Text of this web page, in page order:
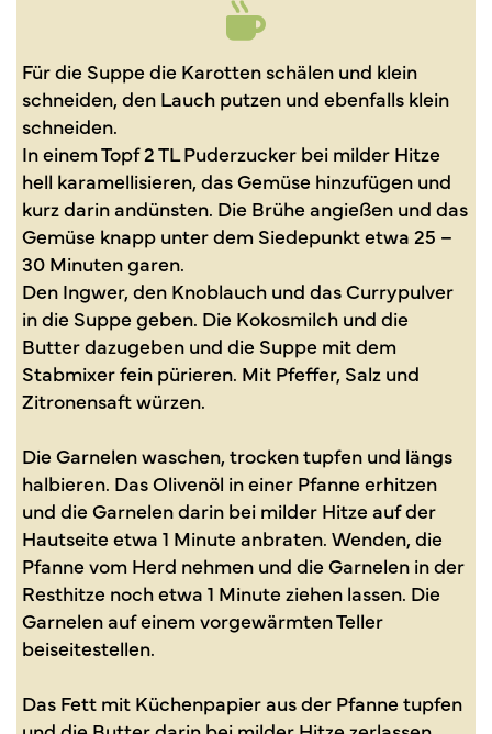
Für die Suppe die Karotten schälen und klein
schneiden, den Lauch putzen und ebenfalls klein
schneiden.
In einem Topf 2 TL Puderzucker bei milder Hitze
hell karamellisieren, das Gemüse hinzufügen und
kurz darin andünsten. Die Brühe angießen und das
Gemüse knapp unter dem Siedepunkt etwa 25 –
30 Minuten garen.
Den Ingwer, den Knoblauch und das Currypulver
in die Suppe geben. Die Kokosmilch und die
Butter dazugeben und die Suppe mit dem
Stabmixer fein pürieren. Mit Pfeffer, Salz und
Zitronensaft würzen.
Die Garnelen waschen, trocken tupfen und längs
halbieren. Das Olivenöl in einer Pfanne erhitzen
und die Garnelen darin bei milder Hitze auf der
Hautseite etwa 1 Minute anbraten. Wenden, die
Pfanne vom Herd nehmen und die Garnelen in der
Resthitze noch etwa 1 Minute ziehen lassen. Die
Garnelen auf einem vorgewärmten Teller
beiseitestellen.
Das Fett mit Küchenpapier aus der Pfanne tupfen